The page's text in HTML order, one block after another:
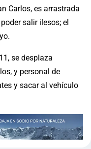
Carlos, es arrastrada
salir ilesos; el
se desplaza
y personal de
y sacar al vehículo